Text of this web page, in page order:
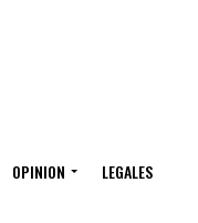
OPINION LEGALES